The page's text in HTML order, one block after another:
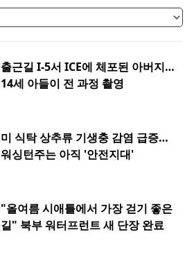
출근길 I-5서 ICE에 체포된 아버지…
14세 아들이 전 과정 촬영
미 식탁 상추류 기생충 감염 급증…
워싱턴주는 아직 '안전지대'
"올여름 시애틀에서 가장 걷기 좋은
길" 북부 워터프런트 새 단장 완료